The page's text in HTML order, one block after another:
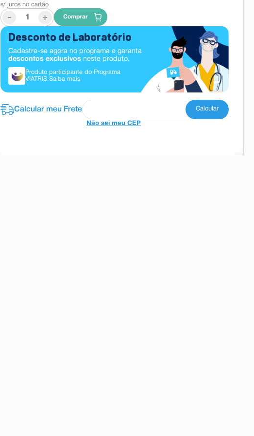
s/ juros no cartão
- + Comprar
Desconto de Laboratório
Cadastre-se agora no programa e garanta
descontos exclusivos neste produto.
Produto participante do Programa
VIATRIS.Saiba mais
Não sei meu CEP